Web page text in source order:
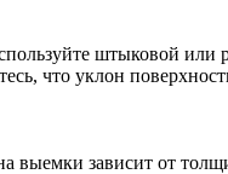
штыковой или
что уклон
выемки зависит от